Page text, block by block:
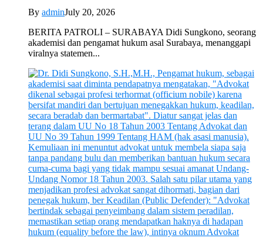
By adminJuly 20, 2026
BERITA PATROLI – SURABAYA Didi Sungkono, seorang
akademisi dan pengamat hukum asal Surabaya, menanggapi
viralnya statemen...